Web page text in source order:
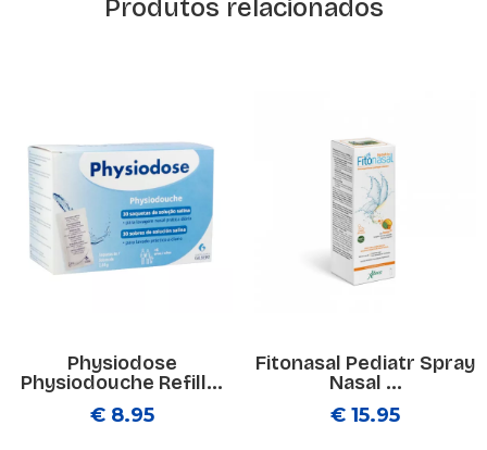
Produtos relacionados
Physiodose
Physiodouche Refill...
€ 8.95
Fitonasal Pediatr Spray
Nasal ...
€ 15.95